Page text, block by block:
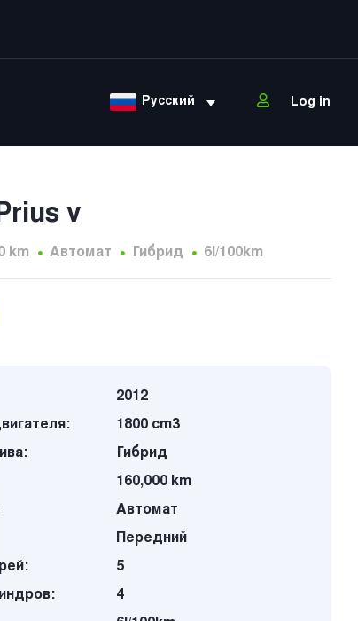
Русский Log in
v
km Автомат Гибрид 6l/100km
2012
1800 cm3
Гибрид
160,000 km
Автомат
Передний
5
4